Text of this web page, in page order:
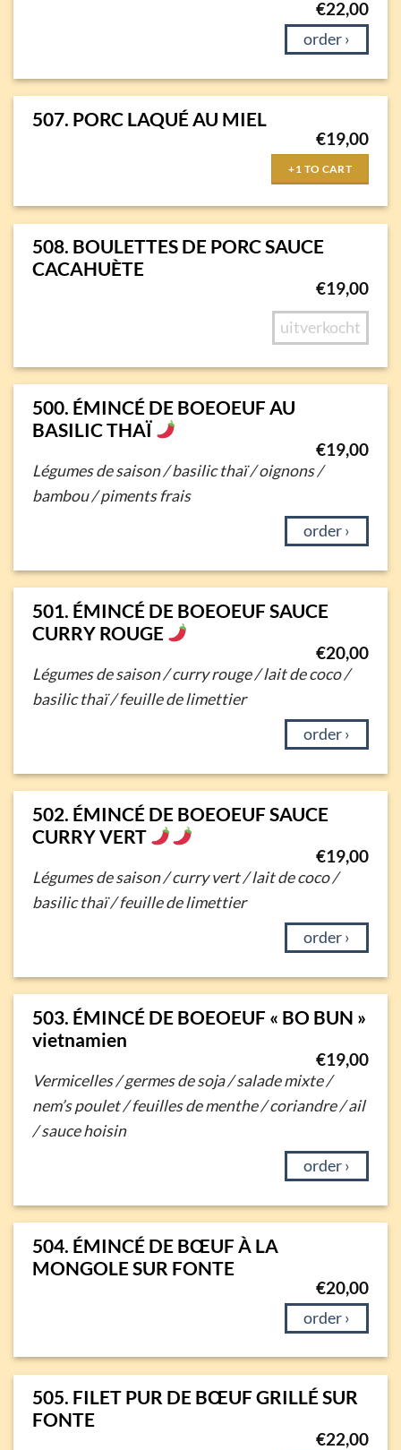
€22,00
order ›
507. PORC LAQUÉ AU MIEL
€19,00
+1 TO CART
508. BOULETTES DE PORC SAUCE
CACAHUÈTE
€19,00
uitverkocht
500. ÉMINCÉ DE BOEOEUF AU
BASILIC THAÏ
€19,00
Légumes de saison / basilic thaï / oignons /
bambou / piments frais
order ›
501. ÉMINCÉ DE BOEOEUF SAUCE
CURRY ROUGE
€20,00
Légumes de saison / curry rouge / lait de coco /
basilic thaï / feuille de limettier
order ›
502. ÉMINCÉ DE BOEOEUF SAUCE
CURRY VERT
€19,00
Légumes de saison / curry vert / lait de coco /
basilic thaï / feuille de limettier
order ›
503. ÉMINCÉ DE BOEOEUF « BO BUN »
vietnamien
€19,00
Vermicelles / germes de soja / salade mixte /
nem’s poulet / feuilles de menthe / coriandre / ail
/ sauce hoisin
order ›
504. ÉMINCÉ DE BŒUF À LA
MONGOLE SUR FONTE
€20,00
order ›
505. FILET PUR DE BŒUF GRILLÉ SUR
FONTE
€22,00